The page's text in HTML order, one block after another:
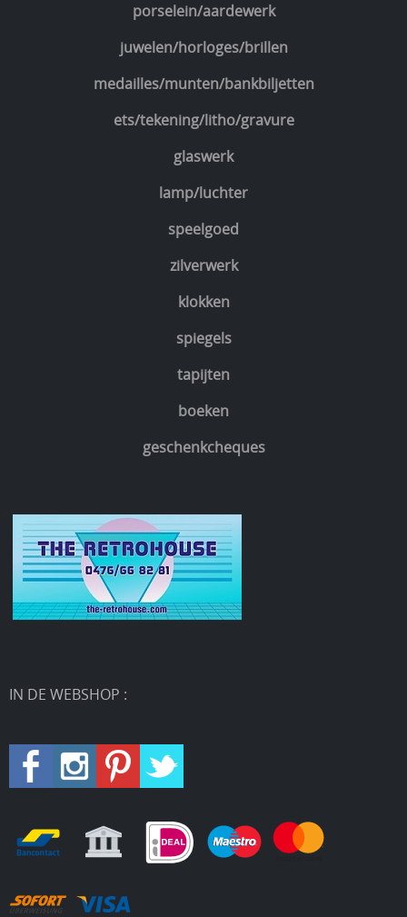
porselein/aardewerk
juwelen/horloges/brillen
medailles/munten/bankbiljetten
ets/tekening/litho/gravure
glaswerk
lamp/luchter
speelgoed
zilverwerk
klokken
spiegels
tapijten
boeken
geschenkcheques
IN DE WEBSHOP :